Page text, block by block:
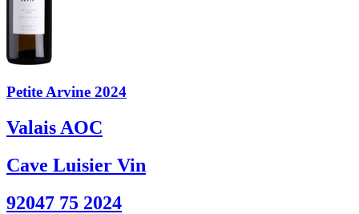
Petite Arvine 2024
Valais AOC
Cave Luisier Vin
92047 75 2024